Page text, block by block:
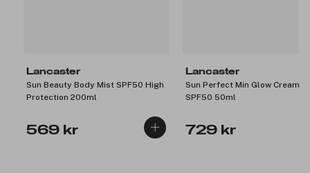
Lancaster
Sun Beauty Body Mist SPF50 High
Protection 200ml
569 kr
Lancaster
Sun Perfect Min Glow Cream
SPF50 50ml
729 kr